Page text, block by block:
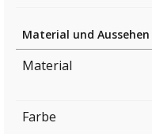
Material und Aussehen
Material
Farbe